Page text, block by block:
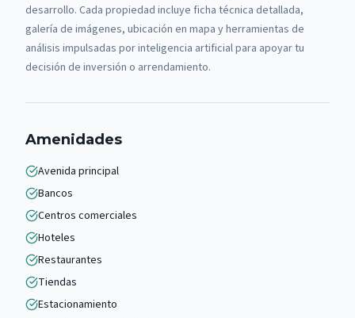
desarrollo. Cada propiedad incluye ficha técnica detallada,
galería de imágenes, ubicación en mapa y herramientas de
análisis impulsadas por inteligencia artificial para apoyar tu
decisión de inversión o arrendamiento.
Amenidades
Avenida principal
Bancos
Centros comerciales
Hoteles
Restaurantes
Tiendas
Estacionamiento